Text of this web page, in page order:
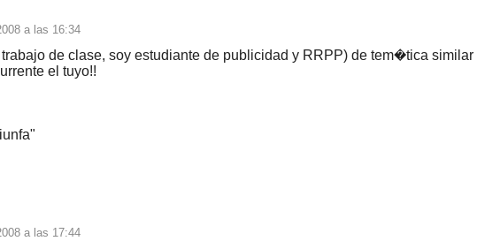
a las 16:34
de clase, soy estudiante de publicidad y RRPP) de tem�tica similar
el tuyo!!
a las 17:44